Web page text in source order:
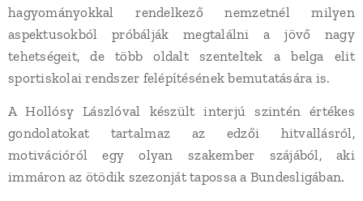
hagyományokkal rendelkező nemzetnél milyen
aspektusokból próbálják megtalálni a jövő nagy
tehetségeit, de több oldalt szenteltek a belga elit
sportiskolai rendszer felépítésének bemutatására is.
A Hollósy Lászlóval készült interjú szintén értékes
gondolatokat tartalmaz az edzői hitvallásról,
motivációról egy olyan szakember szájából, aki
immáron az ötödik szezonját tapossa a Bundesligában.